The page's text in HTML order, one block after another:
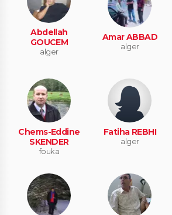
Abdellah
GOUCEM
alger
Amar ABBAD
alger
Chems-Eddine
SKENDER
fouka
Fatiha REBHI
alger